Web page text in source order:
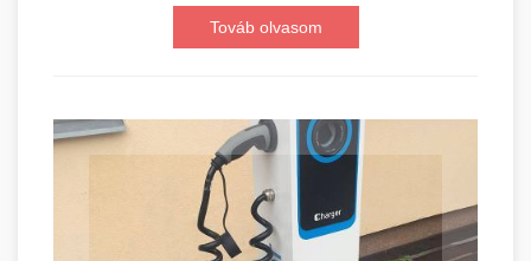
Továb olvasom